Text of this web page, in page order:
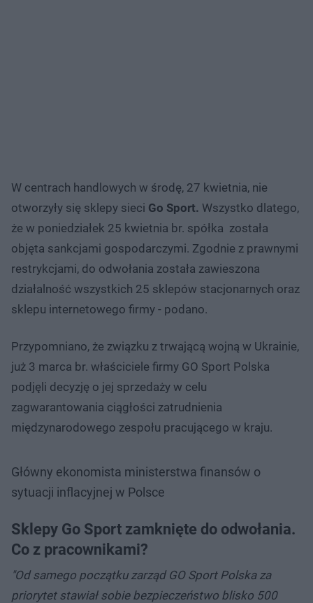
W centrach handlowych w środę, 27 kwietnia, nie
otworzyły się sklepy sieci Go Sport. Wszystko dlatego,
że w poniedziałek 25 kwietnia br. spółka została
objęta sankcjami gospodarczymi. Zgodnie z prawnymi
restrykcjami, do odwołania została zawieszona
działalność wszystkich 25 sklepów stacjonarnych oraz
sklepu internetowego firmy - podano.
Przypomniano, że związku z trwającą wojną w Ukrainie,
już 3 marca br. właściciele firmy GO Sport Polska
podjęli decyzję o jej sprzedaży w celu
zagwarantowania ciągłości zatrudnienia
międzynarodowego zespołu pracującego w kraju.
Główny ekonomista ministerstwa finansów o
sytuacji inflacyjnej w Polsce
Sklepy Go Sport zamknięte do odwołania.
Co z pracownikami?
"Od samego początku zarząd GO Sport Polska za
priorytet stawiał sobie bezpieczeństwo blisko 500